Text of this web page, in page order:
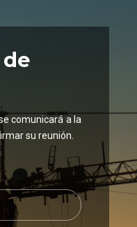
de
comunicará a la
su reunión.